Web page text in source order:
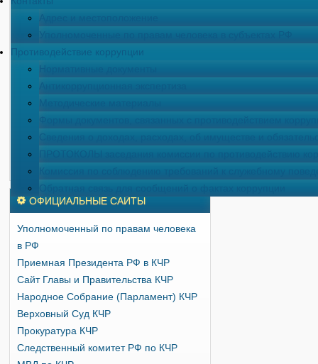
Противодействие коррупции
Формы документов, связанных с противодействием
военной операции и членов их
семей.
25.06.2026
25 июня 2026 года Уполномоченный
по правам человека в Карачаево-
Черкесской Республике Умалатова
З.Н. приняла участие в очередном
двадцать четвертом пленарном
заседании (сессии) Народного
Собрания (Парламента) Карачаево-
Черкесской Республики
25.06.2026
ОФИЦИАЛЬНЫЕ САЙТЫ
Уполномоченный по правам человека
в РФ
Приемная Президента РФ в КЧР
Сайт Главы и Правительства КЧР
Народное Собрание (Парламент) КЧР
Верховный Суд КЧР
Прокуратура КЧР
Следственный комитет РФ по КЧР